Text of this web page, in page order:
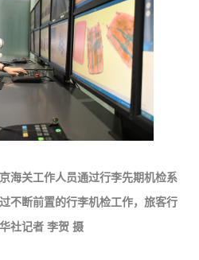
关工作人员通过行李先期机检系
不断前置的行李机检工作，旅客行
社记者 李贺 摄